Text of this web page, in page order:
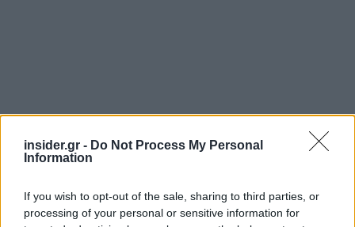
insider.gr - Do Not Process My Personal
Information
If you wish to opt-out of the sale, sharing to third parties, or
processing of your personal or sensitive information for
Επιπλέον, ο βασικός καταλύτης του bitcoin για το